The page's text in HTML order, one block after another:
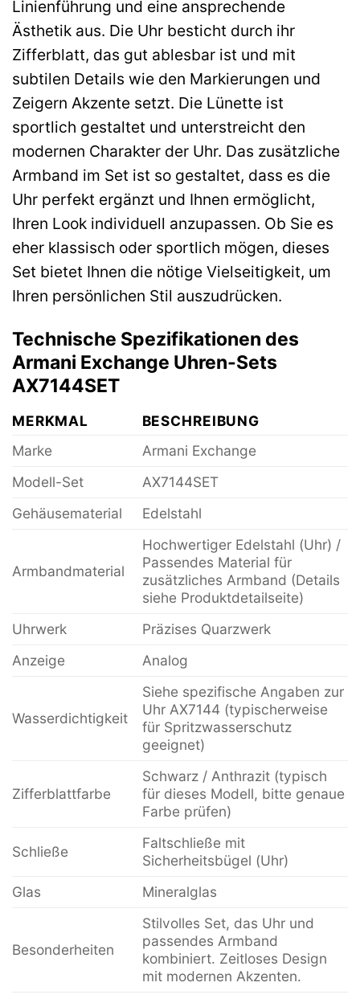
Linienführung und eine ansprechende
Ästhetik aus. Die Uhr besticht durch ihr
Zifferblatt, das gut ablesbar ist und mit
subtilen Details wie den Markierungen und
Zeigern Akzente setzt. Die Lünette ist
sportlich gestaltet und unterstreicht den
modernen Charakter der Uhr. Das zusätzliche
Armband im Set ist so gestaltet, dass es die
Uhr perfekt ergänzt und Ihnen ermöglicht,
Ihren Look individuell anzupassen. Ob Sie es
eher klassisch oder sportlich mögen, dieses
Set bietet Ihnen die nötige Vielseitigkeit, um
Ihren persönlichen Stil auszudrücken.
Technische Spezifikationen des
Armani Exchange Uhren-Sets
AX7144SET
MERKMAL
BESCHREIBUNG
Marke
Armani Exchange
Modell-Set
AX7144SET
Gehäusematerial
Edelstahl
Armbandmaterial
Hochwertiger Edelstahl (Uhr) /
Passendes Material für
zusätzliches Armband (Details
siehe Produktdetailseite)
Uhrwerk
Präzises Quarzwerk
Anzeige
Analog
Wasserdichtigkeit
Siehe spezifische Angaben zur
Uhr AX7144 (typischerweise
für Spritzwasserschutz
geeignet)
Zifferblattfarbe
Schwarz / Anthrazit (typisch
für dieses Modell, bitte genaue
Farbe prüfen)
Schließe
Faltschließe mit
Sicherheitsbügel (Uhr)
Glas
Mineralglas
Besonderheiten
Stilvolles Set, das Uhr und
passendes Armband
kombiniert. Zeitloses Design
mit modernen Akzenten.